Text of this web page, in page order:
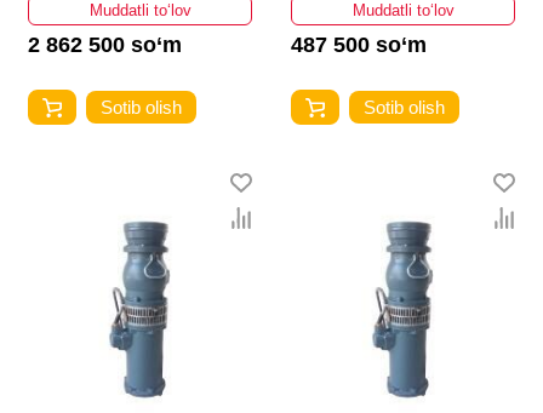
Muddatli to‘lov
2 862 500 so‘m
Sotib olish
Muddatli to‘lov
487 500 so‘m
Sotib olish